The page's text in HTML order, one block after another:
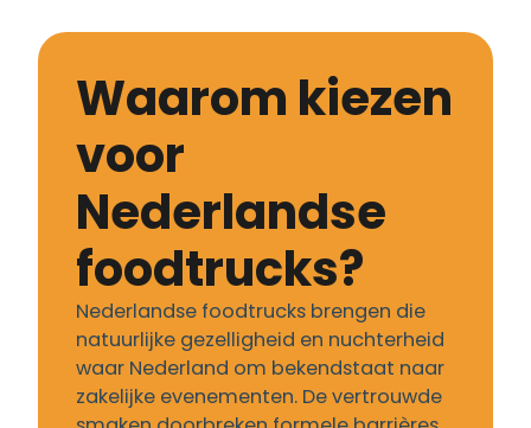
Waarom kiezen
voor
Nederlandse
foodtrucks?
Nederlandse foodtrucks brengen die
natuurlijke gezelligheid en nuchterheid
waar Nederland om bekendstaat naar
zakelijke evenementen. De vertrouwde